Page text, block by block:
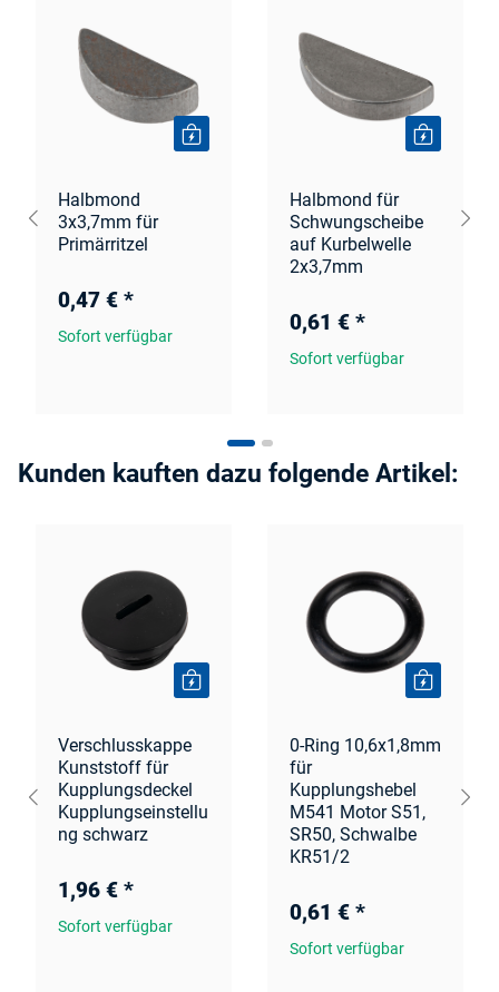
Halbmond
3x3,7mm für
Primärritzel
0,47 € *
Sofort verfügbar
Halbmond für
Schwungscheibe
auf Kurbelwelle
2x3,7mm
0,61 € *
Sofort verfügbar
Kunden kauften dazu folgende Artikel:
Verschlusskappe
Kunststoff für
Kupplungsdeckel
Kupplungseinstellu
ng schwarz
1,96 € *
Sofort verfügbar
0-Ring 10,6x1,8mm
für
Kupplungshebel
M541 Motor S51,
SR50, Schwalbe
KR51/2
0,61 € *
Sofort verfügbar